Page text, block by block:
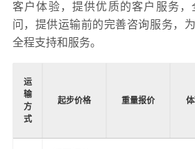
客户体验，提供优质的客户服务
问，提供运输前的完善咨询服务，
全程支持和服务。
运
输
方
式
起步价格 重量报价